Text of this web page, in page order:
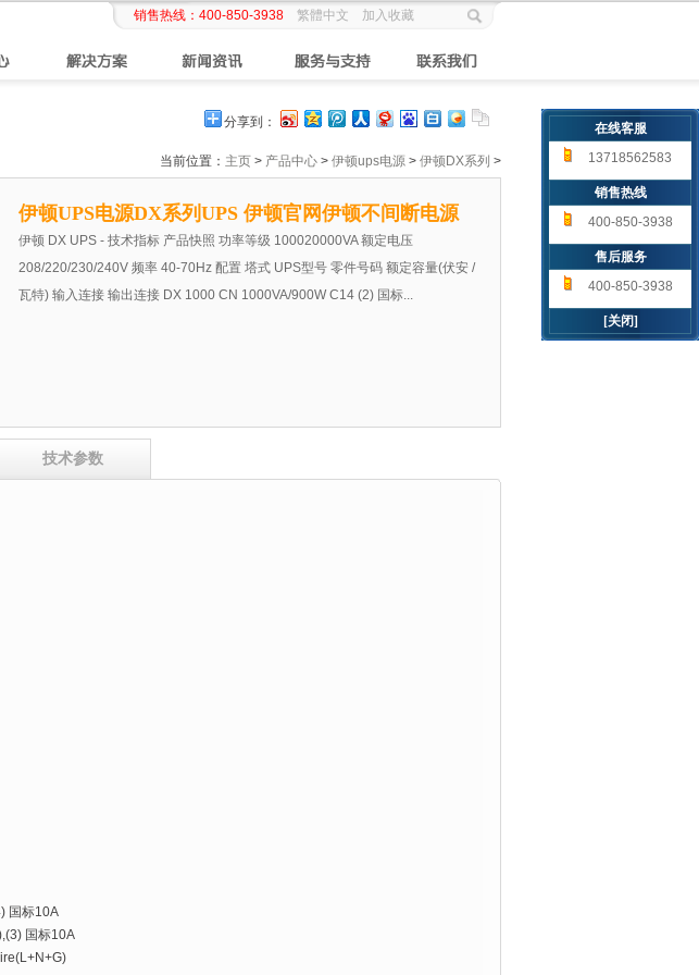
销售热线： 400-850-3938 繁體中文 加入收藏
分享到：
当前位置： 主页 > 产品中心 > 伊顿ups电源 > 伊顿DX系列 >
伊顿UPS电源DX系列UPS 伊顿官网伊顿不间断电源
伊顿 DX UPS - 技术指标 产品快照 功率等级 100020000VA 额定电压
208/220/230/240V 频率 40-70Hz 配置 塔式 UPS型号 零件号码 额定容量(伏安 /
瓦特) 输入连接 输出连接 DX 1000 CN 1000VA/900W C14 (2) 国标...
技术参数
国标10A
国标10A
在线客服
13718562583
销售热线
400-850-3938
售后服务
400-850-3938
[关闭]